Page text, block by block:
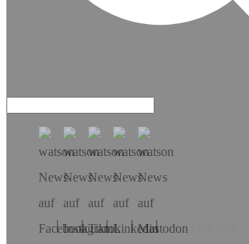
Hol dir die App!